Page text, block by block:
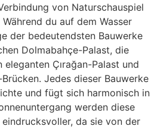
von Naturschauspiel
du auf dem Wasser
der bedeutendsten Bauwerke
Dolmabahçe-Palast, die
eleganten Çırağan-Palast und
Jedes dieser Bauwerke
und fügt sich harmonisch in
werden diese
da sie von der